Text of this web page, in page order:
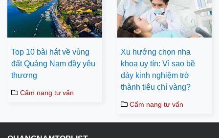
Top 10 bài hát về vùng
đất Quảng Nam đầy yêu
thương
Cẩm nang tư vấn
Xu hướng chọn nha
khoa uy tín: Vì sao bề
dày kinh nghiệm trở
thành tiêu chí vàng?
Cẩm nang tư vấn